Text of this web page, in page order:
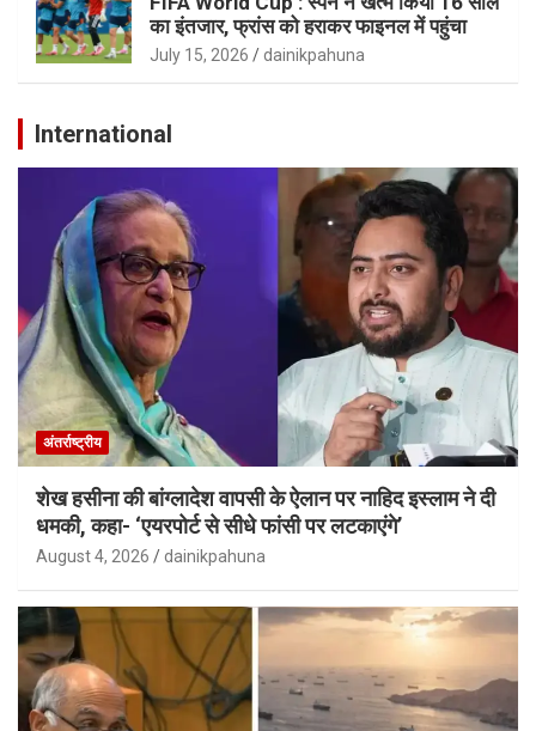
का इंतजार, फ्रांस को हराकर फाइनल में पहुंचा
July 15, 2026 dainikpahuna
International
अंतर्राष्ट्रीय
शेख हसीना की बांग्लादेश वापसी के ऐलान पर नाहिद इस्लाम ने दी
धमकी, कहा- ‘एयरपोर्ट से सीधे फांसी पर लटकाएंगे’
August 4, 2026 dainikpahuna